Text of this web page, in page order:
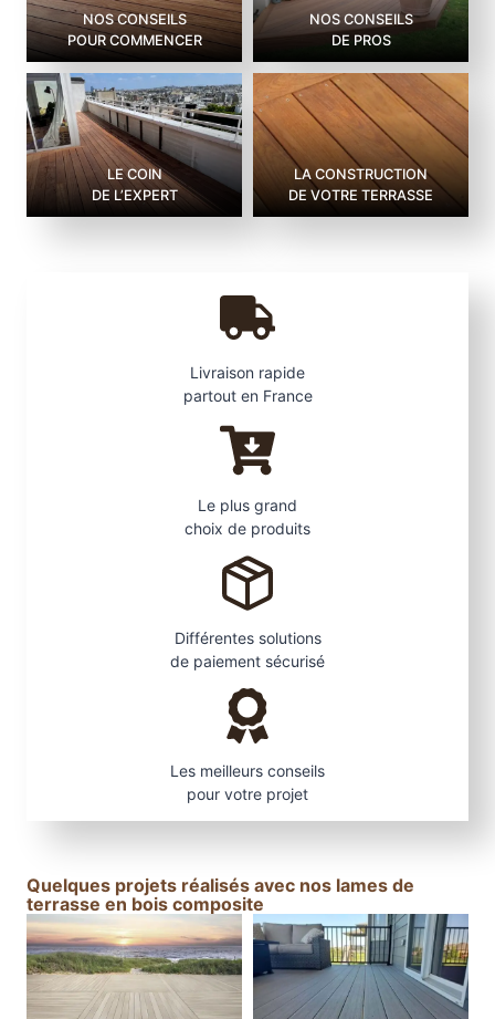
NOS CONSEILS
POUR COMMENCER
NOS CONSEILS
DE PROS
LE COIN
DE L’EXPERT
LA CONSTRUCTION
DE VOTRE TERRASSE
Livraison rapide
partout en France
Le plus grand
choix de produits
Différentes solutions
de paiement sécurisé
Les meilleurs conseils
pour votre projet
Quelques projets réalisés avec nos lames de
terrasse en bois composite